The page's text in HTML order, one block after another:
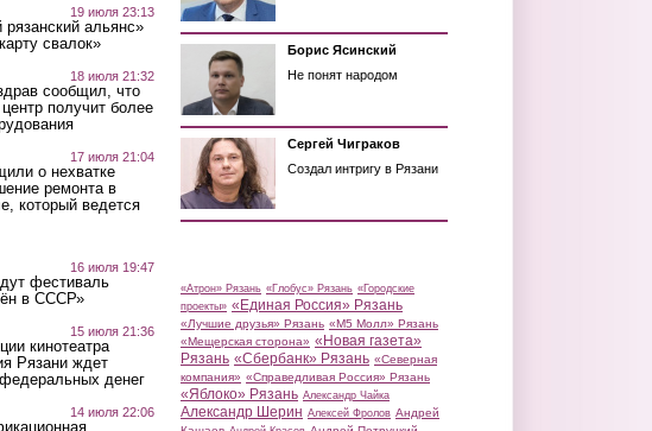
19 июля 23:13
рязанский альянс»
свалок»
18 июля 21:32
сообщил, что
получит более
17 июля 21:04
о нехватке
ремонта в
который ведется
16 июля 19:47
фестиваль
в СССР»
15 июля 21:36
кинотеатра
Рязани ждет
денег
14 июля 22:06
Борис Ясинский
Не понят народом
Сергей Чиграков
Создал интригу в Рязани
«Атрон» Рязань «Глобус» Рязань «Городские
проекты» «Единая Россия» Рязань
«Лучшие друзья» Рязань «М5 Молл» Рязань
«Мещерская сторона» «Новая газета»
Рязань «Сбербанк» Рязань «Северная
компания» «Справедливая Россия» Рязань
«Яблоко» Рязань Александр Чайка
Александр Шерин Алексей Фролов Андрей